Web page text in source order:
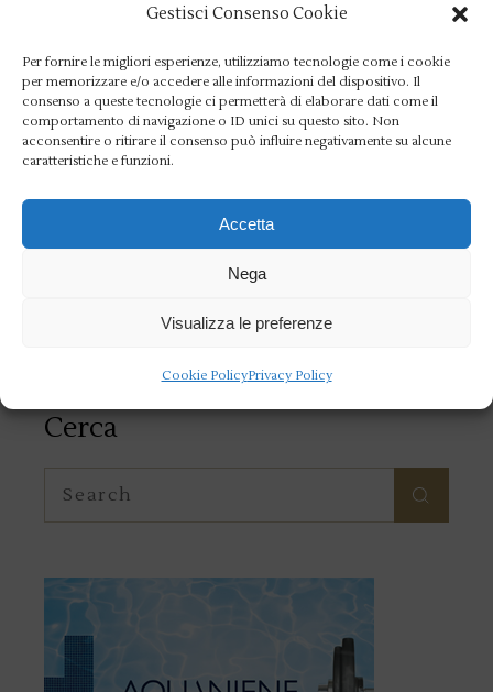
Gestisci Consenso Cookie
Per fornire le migliori esperienze, utilizziamo tecnologie come i cookie
per memorizzare e/o accedere alle informazioni del dispositivo. Il
consenso a queste tecnologie ci permetterà di elaborare dati come il
comportamento di navigazione o ID unici su questo sito. Non
acconsentire o ritirare il consenso può influire negativamente su alcune
caratteristiche e funzioni.
Accetta
Nega
Visualizza le preferenze
Cookie PolicyPrivacy Policy
Categorie
Cerca
for: